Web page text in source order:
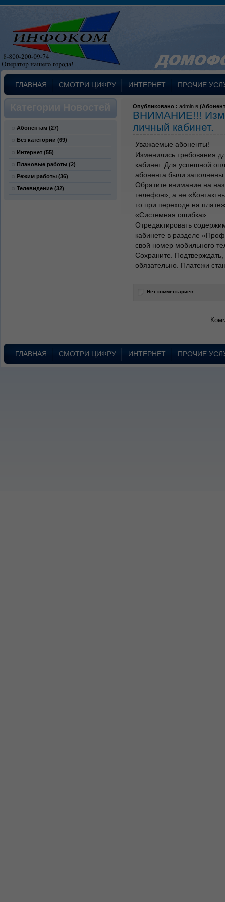
ГЛАВНАЯ СМОТРИ ЦИФРУ ИНТЕРНЕТ ПРОЧИЕ
Категории Новостей
Абонентам (27)
Без категории (69)
Интернет (55)
Плановые работы (2)
Режим работы (36)
Телевидение (32)
Опубликовано : admin в (
ВНИМАНИЕ!!!
личный кабинет.
Уважаемые абоненты!
Изменились требования
кабинет. Для успешной
абонента были
Обратите внимание на
телефон», а не
то при переходе на
«Системная ошибка».
Отредактировать
кабинете в разделе
свой номер мобильного
Сохраните.
обязательно. Платежи
Нет комментариев
ГЛАВНАЯ СМОТРИ ЦИФРУ ИНТЕРНЕТ ПРОЧИЕ